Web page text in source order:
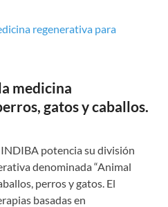
medicina
gatos y caballos.
potencia su división
denominada “Animal
perros y gatos. El
basadas en